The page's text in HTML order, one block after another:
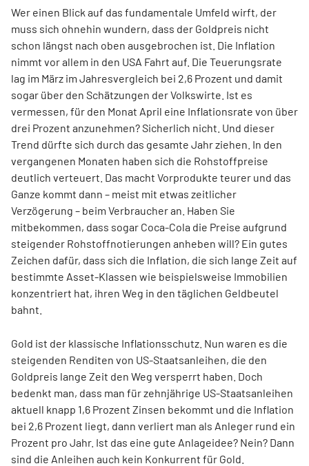
Wer einen Blick auf das fundamentale Umfeld wirft, der
muss sich ohnehin wundern, dass der Goldpreis nicht
schon längst nach oben ausgebrochen ist. Die Inflation
nimmt vor allem in den USA Fahrt auf. Die Teuerungsrate
lag im März im Jahresvergleich bei 2,6 Prozent und damit
sogar über den Schätzungen der Volkswirte. Ist es
vermessen, für den Monat April eine Inflationsrate von über
drei Prozent anzunehmen? Sicherlich nicht. Und dieser
Trend dürfte sich durch das gesamte Jahr ziehen. In den
vergangenen Monaten haben sich die Rohstoffpreise
deutlich verteuert. Das macht Vorprodukte teurer und das
Ganze kommt dann – meist mit etwas zeitlicher
Verzögerung – beim Verbraucher an. Haben Sie
mitbekommen, dass sogar Coca-Cola die Preise aufgrund
steigender Rohstoffnotierungen anheben will? Ein gutes
Zeichen dafür, dass sich die Inflation, die sich lange Zeit auf
bestimmte Asset-Klassen wie beispielsweise Immobilien
konzentriert hat, ihren Weg in den täglichen Geldbeutel
bahnt.
Gold ist der klassische Inflationsschutz. Nun waren es die
steigenden Renditen von US-Staatsanleihen, die den
Goldpreis lange Zeit den Weg versperrt haben. Doch
bedenkt man, dass man für zehnjährige US-Staatsanleihen
aktuell knapp 1,6 Prozent Zinsen bekommt und die Inflation
bei 2,6 Prozent liegt, dann verliert man als Anleger rund ein
Prozent pro Jahr. Ist das eine gute Anlageidee? Nein? Dann
sind die Anleihen auch kein Konkurrent für Gold.